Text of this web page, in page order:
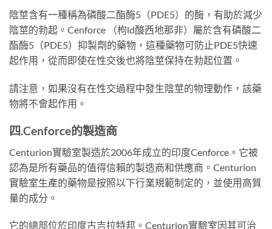
陰莖含有一種稱為磷酸二酯酶5（PDE5）的酶，有助於減少
陰莖的勃起。Cenforce （枸ld酸西地那非）屬於含有磷酸二
酯酶5（PDE5）抑製劑的藥物，這種藥物可防止PDE5快速
起作用，從而即使在性交後也將陰莖保持在勃起位置。
請注意，如果沒有在性交過程中發生陰莖的物理動作，該藥
物將不會起作用。
四.Cenforce的製造商
Centurion實驗室製造於2006年成立的印度Cenforce。它被
認為是所有藥品的值得信賴的製造商和供應商。Centurion
實驗室生產的藥物是按照以下行業規範制定的，並使用高質
量的成分。
它的總部位於印度古吉拉特邦。Centurion實驗室因其可治